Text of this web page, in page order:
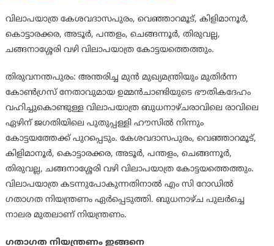
വിലാപയാത്ര കേശവദാസപുരം, വെഞ്ഞാറമൂട്, കിളിമാനൂര്‍,
കൊട്ടാരക്കര, അടൂര്‍, പന്തളം, ചെങ്ങന്നൂര്‍, തിരുവല്ല,
ചങ്ങനാശ്ശേരി വഴി വിലാപയാത്ര കോട്ടയത്തെത്തും.
തിരുവനന്തപുരം: അന്തരിച്ച മുന്‍ മുഖ്യമന്ത്രിയും മുതിർന്ന
കോൺഗ്രസ് നേതാവുമായ ഉമ്മന്‍ചാണ്ടിയുടെ ഭൗതികദേഹം
വഹിച്ചുകൊണ്ടുള്ള വിലാപയാത്ര ബുധനാഴ്ചരാവിലെ രാവിലെ
ഏഴിന് ജഗതിയിലെ പുതുപ്പള്ളി ഹൗസില്‍ നിന്നും
കോട്ടയത്തേക്ക് പുറപ്പെടും. കേശവദാസപുരം, വെഞ്ഞാറമൂട്,
കിളിമാനൂര്‍, കൊട്ടാരക്കര, അടൂര്‍, പന്തളം, ചെങ്ങന്നൂര്‍,
തിരുവല്ല, ചങ്ങനാശ്ശേരി വഴി വിലാപയാത്ര കോട്ടയത്തെത്തും.
വിലാപയാത്ര കടന്നുപോകുന്നതിനാല്‍ എം സി റോഡില്‍
ഗതാഗത നിയന്ത്രണം ഏർപ്പെടുത്തി. ബുധനാഴ്ച പുലർച്ചെ
നാലര മുതലാണ് നിയന്ത്രണം.
ഗതാഗത നിയന്ത്രണം ഇങ്ങനെ